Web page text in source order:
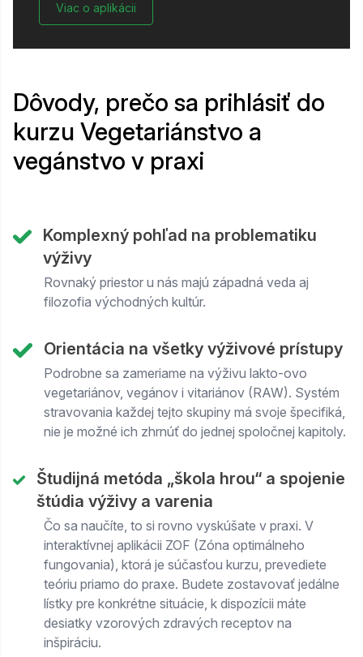
Viac o aplikácii
Dôvody, prečo sa prihlásiť do
kurzu Vegetariánstvo a
vegánstvo v praxi
Komplexný pohľad na problematiku
výživy
Rovnaký priestor u nás majú západná veda aj
filozofia východných kultúr.
Orientácia na všetky výživové prístupy
Podrobne sa zameriame na výživu lakto-ovo
vegetariánov, vegánov i vitariánov (RAW). Systém
stravovania každej tejto skupiny má svoje špecifiká,
nie je možné ich zhrnúť do jednej spoločnej kapitoly.
Študijná metóda „škola hrou“ a spojenie
štúdia výživy a varenia
Čo sa naučíte, to si rovno vyskúšate v praxi. V
interaktívnej aplikácii ZOF (Zóna optimálneho
fungovania), ktorá je súčasťou kurzu, prevediete
teóriu priamo do praxe. Budete zostavovať jedálne
lístky pre konkrétne situácie, k dispozícii máte
desiatky vzorových zdravých receptov na
inšpiráciu.